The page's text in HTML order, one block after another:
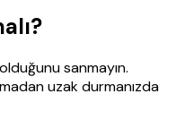
sanmayın.
uzak durmanızda